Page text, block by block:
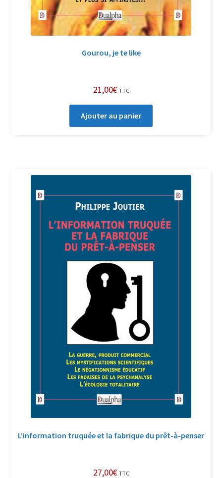
Gourou, je te like
21,00€ TTC
Ajouter au panier
L’information truquée et la fabrique du prêt-à-penser
27,00€ TTC